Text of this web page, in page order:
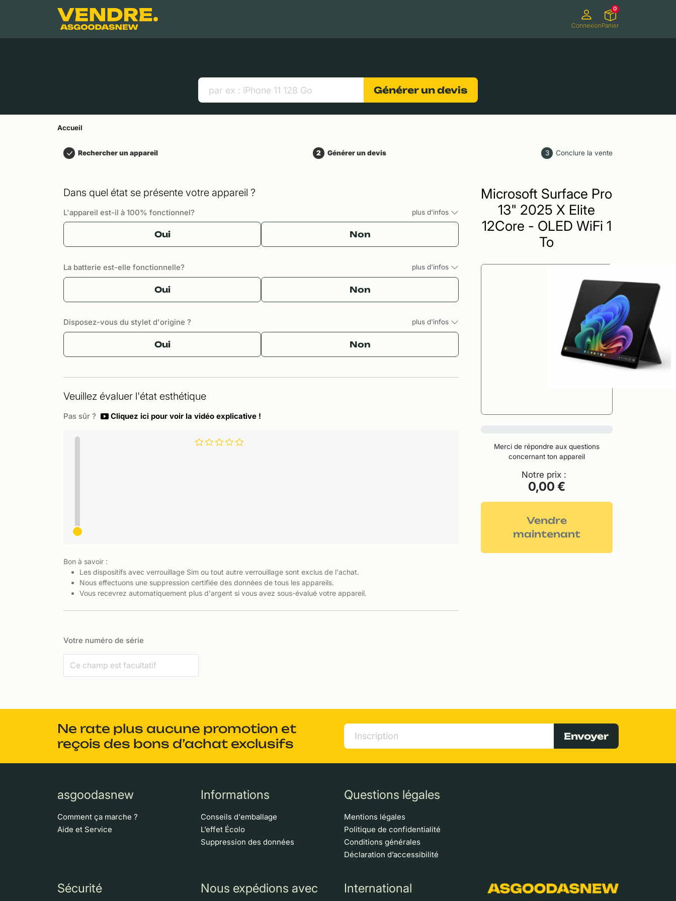
Contenu principal
ConnexionPanier
0
Générer un devis
Accueil
Rechercher un appareil 2 Générer un devis 3 Conclure la vente
Dans quel état se présente votre appareil ?
L'appareil est-il à 100% fonctionnel? plus d'infos
Oui Non
La batterie est-elle fonctionnelle? plus d'infos
Oui Non
Disposez-vous du stylet d'origine ? plus d'infos
Oui Non
Veuillez évaluer l'état esthétique
Pas sûr ? Cliquez ici pour voir la vidéo explicative !
Bon à savoir :
Les dispositifs avec verrouillage Sim ou tout autre verrouillage sont exclus de l'achat.
Nous effectuons une suppression certifiée des données de tous les appareils.
Vous recevrez automatiquement plus d'argent si vous avez sous-évalué votre appareil.
Votre numéro de série
Microsoft Surface Pro
13" 2025 X Elite
12Core - OLED WiFi 1
To
Merci de répondre aux questions
concernant ton appareil
Notre prix :
0,00 €
Vendre
maintenant
Ne rate plus aucune promotion et
reçois des bons d’achat exclusifs
Envoyer
asgoodasnew
Comment ça marche ?
Aide et Service
Informations
Conseils d'emballage
L’effet Écolo
Suppression des données
Questions légales
Mentions légales
Politique de confidentialité
Conditions générales
Déclaration d’accessibilité
Sécurité Nous expédions avec International